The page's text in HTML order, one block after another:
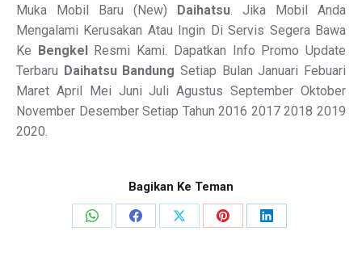
Muka Mobil Baru (New) Daihatsu. Jika Mobil Anda
Mengalami Kerusakan Atau Ingin Di Servis Segera Bawa
Ke BengkelResmi Kami. Dapatkan Info Promo Update
Terbaru Daihatsu Bandung Setiap Bulan Januari Febuari
Maret April Mei Juni Juli Agustus September Oktober
November Desember Setiap Tahun 2016 2017 2018 2019
2020.
Bagikan Ke Teman
Share
Share
Share
Share
Share